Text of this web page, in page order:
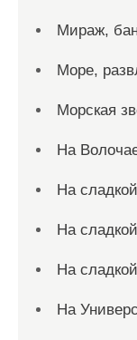
Мираж,
Море,
Морская
На
На
На
На
На